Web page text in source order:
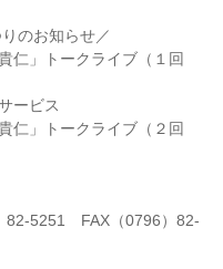
のお知らせ／
仁」トークライブ（１回
ービス
仁」トークライブ（２回
82-5251 FAX（0796）82-